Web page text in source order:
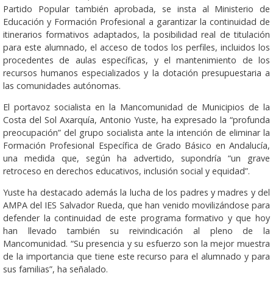
Partido Popular también aprobada, se insta al Ministerio de
Educación y Formación Profesional a garantizar la continuidad de
itinerarios formativos adaptados, la posibilidad real de titulación
para este alumnado, el acceso de todos los perfiles, incluidos los
procedentes de aulas específicas, y el mantenimiento de los
recursos humanos especializados y la dotación presupuestaria a
las comunidades autónomas.
El portavoz socialista en la Mancomunidad de Municipios de la
Costa del Sol Axarquía, Antonio Yuste, ha expresado la “profunda
preocupación” del grupo socialista ante la intención de eliminar la
Formación Profesional Específica de Grado Básico en Andalucía,
una medida que, según ha advertido, supondría “un grave
retroceso en derechos educativos, inclusión social y equidad”.
Yuste ha destacado además la lucha de los padres y madres y del
AMPA del IES Salvador Rueda, que han venido movilizándose para
defender la continuidad de este programa formativo y que hoy
han llevado también su reivindicación al pleno de la
Mancomunidad. “Su presencia y su esfuerzo son la mejor muestra
de la importancia que tiene este recurso para el alumnado y para
sus familias”, ha señalado.